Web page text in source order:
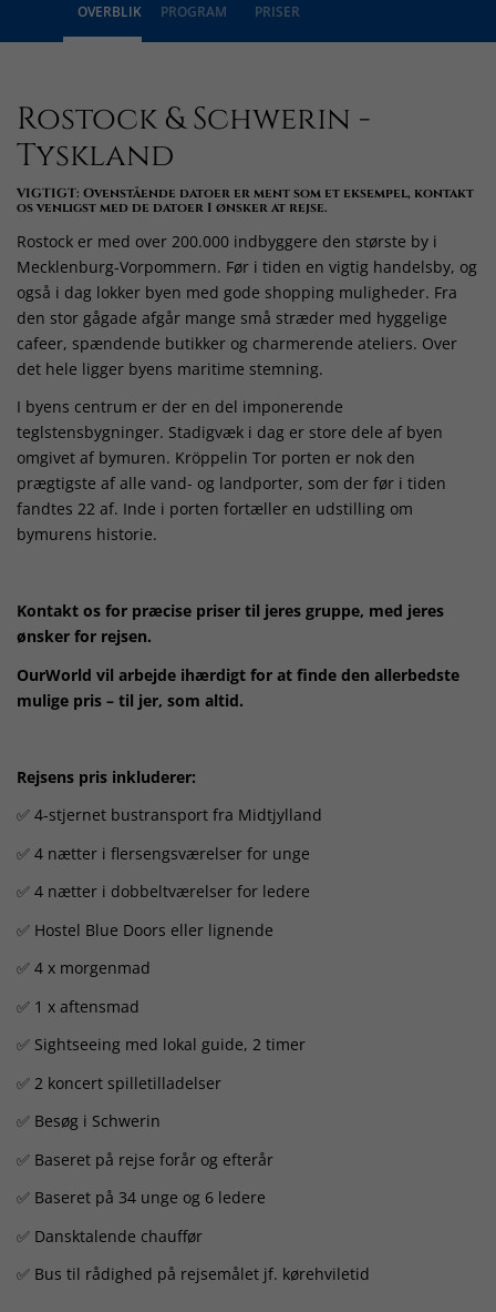
OVERBLIK PROGRAM PRISER
Rostock & Schwerin -
Tyskland
VIGTIGT: Ovenstående datoer er ment som et eksempel, kontakt
os venligst med de datoer I ønsker at rejse.
Rostock er med over 200.000 indbyggere den største by i
Mecklenburg-Vorpommern. Før i tiden en vigtig handelsby, og
også i dag lokker byen med gode shopping muligheder. Fra
den stor gågade afgår mange små stræder med hyggelige
cafeer, spændende butikker og charmerende ateliers. Over
det hele ligger byens maritime stemning.
I byens centrum er der en del imponerende
teglstensbygninger. Stadigvæk i dag er store dele af byen
omgivet af bymuren. Kröppelin Tor porten er nok den
prægtigste af alle vand- og landporter, som der før i tiden
fandtes 22 af. Inde i porten fortæller en udstilling om
bymurens historie.
Kontakt os for præcise priser til jeres gruppe, med jeres
ønsker for rejsen.
OurWorld vil arbejde ihærdigt for at finde den allerbedste
mulige pris – til jer, som altid.
Rejsens pris inkluderer:
✅ 4-stjernet bustransport fra Midtjylland
✅ 4 nætter i flersengsværelser for unge
✅ 4 nætter i dobbeltværelser for ledere
✅ Hostel Blue Doors eller lignende
✅ 4 x morgenmad
✅ 1 x aftensmad
✅ Sightseeing med lokal guide, 2 timer
✅ 2 koncert spilletilladelser
✅ Besøg i Schwerin
✅ Baseret på rejse forår og efterår
✅ Baseret på 34 unge og 6 ledere
✅ Dansktalende chauffør
✅ Bus til rådighed på rejsemålet jf. kørehviletid